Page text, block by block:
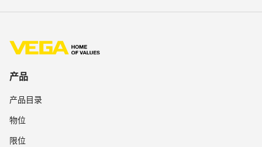
产品
产品目录
物位
限位